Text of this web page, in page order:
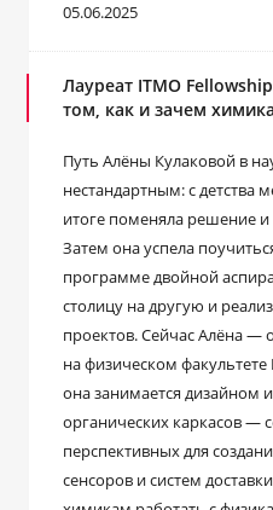
05.06.2025
Лауреат ITMO
том, как и зачем
Путь Алёны Кулаковой в
нестандартным: с детства
итоге поменяла решение
Затем она успела
программе двойной
столицу на другую и
проектов. Сейчас Алёна ―
на физическом
она занимается дизайном
органических каркасов
перспективных для
сенсоров и систем